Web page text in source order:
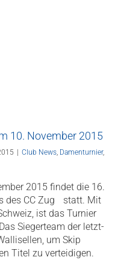
10. November 2015
Club News, Damenturnier,
2015 fin­det die 16.
des CC Zug statt. Mit
ist das Tur­nier
Siegerteam der letzt­
um Skip
Ti­tel zu ver­tei­digen.